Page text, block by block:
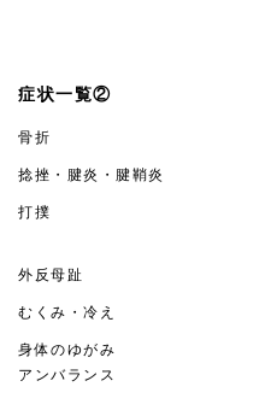
症状一覧②
骨折
捻挫・腱炎・腱鞘炎
打撲
外反母趾
むくみ・冷え
身体のゆがみ
アンバランス